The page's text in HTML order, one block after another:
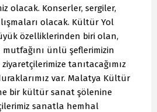
olacak. Konserler, sergiler,
olacak. Kültür Yol
özelliklerinden biri olan,
ünlü şeflerimizin
tanıtacağımız
var. Malatya Kültür
bir kültür sanat şölenine
sanatla hemhal